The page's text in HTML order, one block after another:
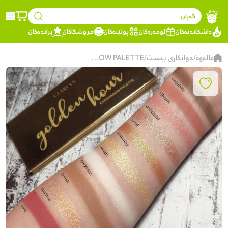
گەڕان
داشکاندنەکان
ئۆفەرەکان پۆلێنەکان فرۆشگاکان براندەکان
ماڵەوە/جوانکاری پێست/
CLARESA GOLDEN HOUR EYESHADOW PALETTE